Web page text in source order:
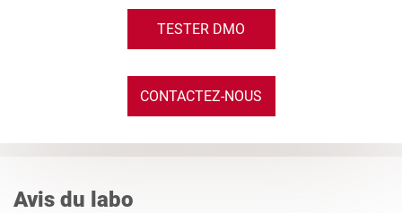
TESTER DMO
CONTACTEZ-NOUS
Avis du labo